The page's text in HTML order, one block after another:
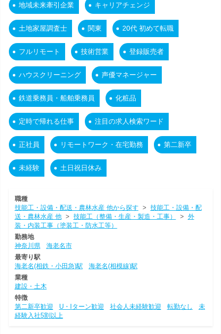
地域未来牽引企業 キャリアチェンジ
土地家屋調査士 関東 20代 初めて転職
フルリモート 技術営業 登録販売者
ハウスクリーニング 声優マネージャー
鉄道乗務員・船舶乗務員 化粧品
定時で帰れる仕事 注目の求人検索ワード
正社員 リモートワーク・在宅勤務 第二新卒
未経験 土日祝日休み
職種
技能工・設備・配送・農林水産 他から探す > 技能工・設備・配
送・農林水産 他> 技能工（整備・生産・製造・工事） > 外
装・内装工事（塗装工・防水工等）
勤務地
神奈川県
海老名市
最寄り駅
海老名(相鉄・小田急)駅
海老名(相模線)駅
業種
建設・土木
特徴
第二新卒歓迎
U・Iターン歓迎 社会人未経験歓迎 転勤なし
未
経験入社5割以上